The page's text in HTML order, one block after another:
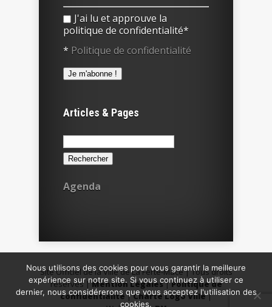
J'ai lu et approuve la
politique de confidentialité*
* Politique de confidentialité
Articles & Pages
Rechercher :
Agenda
Site Officiel de la Ville de La Ferté-Macé | Tous droits
réservés |Mention Légales|Politique de
confidentialité|Charte Logo Ville|
Nous utilisons des cookies pour vous garantir la meilleure
expérience sur notre site. Si vous continuez à utiliser ce
dernier, nous considérerons que vous acceptez l'utilisation des
cookies.